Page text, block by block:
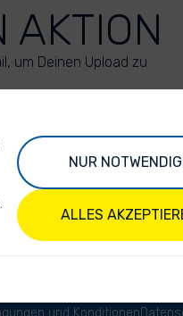
AKTION
um Deinen Upload zu
und Konditionen
NUR
ALLES